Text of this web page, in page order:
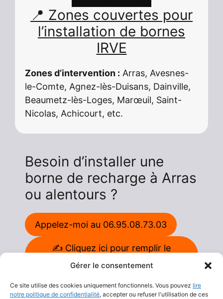
Gérer le consentement
Ce site utilise des cookies uniquement fonctionnels. Vous pouvez lire
notre politique de confidentialité, accepter ou refuser l'utilisation de ces
📍 Zones couvertes pour
l’installation de bornes
IRVE
Zones d’intervention : Arras, Avesnes-
le-Comte, Agnez-lès-Duisans, Dainville,
Beaumetz-lès-Loges, Marœuil, Saint-
Nicolas, Achicourt, etc.
Besoin d’installer une
borne de recharge à Arras
ou alentours ?
Appelez-moi au 06.95.08.73.03
✍️ Cliquez ici pour remplir le
formulaire
Votre installateur IRVE certifié dans le secteur